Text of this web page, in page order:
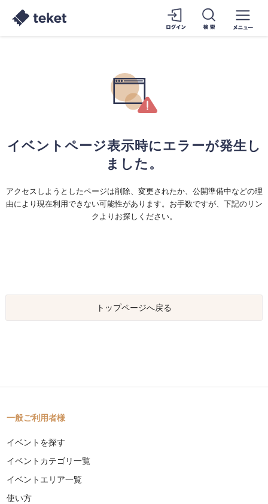
イベントページ表示時にエラーが発生し
ました。
アクセスしようとしたページは削除、変更されたか、公開準備中などの理
由により現在利用できない可能性があります。お手数ですが、下記のリン
クよりお探しください。
トップページへ戻る
一般ご利用者様
イベントを探す
イベントカテゴリ一覧
イベントエリア一覧
使い方